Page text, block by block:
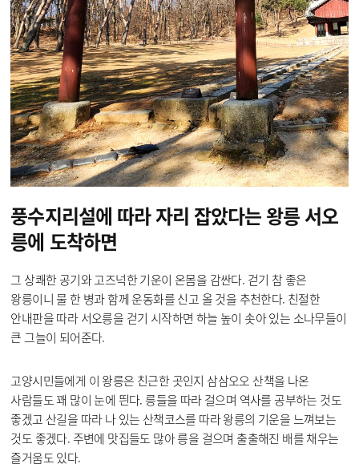
풍수지리설에 따라자리 잡았다는 왕릉 서오
릉에 도착하면
그 상쾌한 공기와 고즈넉한 기운이 온몸을 감싼다. 걷기 참 좋은
왕릉이니 물 한 병과 함께 운동화를 신고 올 것을 추천한다. 친절한
안내판을 따라 서오릉을 걷기 시작하면 하늘 높이 솟아 있는 소나무들이
큰 그늘이 되어준다.
고양시민들에게 이 왕릉은 친근한 곳인지 삼삼오오 산책을 나온
사람들도 꽤 많이 눈에 띈다. 릉들을 따라 걸으며 역사를 공부하는 것도
좋겠고 산길을 따라 나 있는 산책코스를 따라 왕릉의 기운을 느껴보는
것도 좋겠다. 주변에 맛집들도 많아 릉을 걸으며 출출해진 배를 채우는
즐거움도 있다.